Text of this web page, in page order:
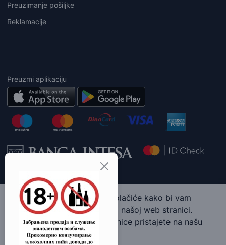
Ova web stranica koristi kolačiće kako bi vam
pružila najbolje iskustvo na našoj web stranici.
Korišćenjem naše web stranice pristajete na našu
upotrebu kolačića.
Preuzimanje pošiljke
Reklamacije
Preuzmi aplikaciju